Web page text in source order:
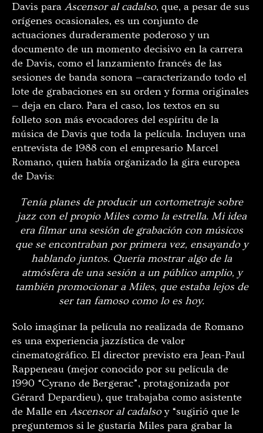
Davis para Ascensor al cadalso, que, a pesar de sus
orígenes ocasionales, es un conjunto de
actuaciones duraderamente poderoso y un
documento de un momento decisivo en la carrera
de Davis, como el lanzamiento francés de las
sesiones de banda sonora —caracterizando todo el
lote de grabaciones en su orden y forma originales
— deja en claro. Para el caso, los textos en su
folleto son más evocadores del espíritu de la
música de Davis que toda la película. Incluyen una
entrevista de 1988 con el empresario Marcel
Romano, quien había organizado la gira europea
de Davis:
Tenía planes de producir un cortometraje sobre
jazz con el propio Miles como la estrella. Mi idea
era filmar una sesión de grabación con músicos
que se encontraban por primera vez, ensayando y
hablando juntos. Quería mostrar algo de la
atmósfera de una sesión a un público amplio, y
también promocionar a Miles, que estaba lejos de
ser tan famoso como lo es hoy.
Solo imaginar la película no realizada de Romano
es una experiencia jazzística de valor
cinematográfico. El director previsto era Jean-Paul
Rappeneau (mejor conocido por su película de
1990 “Cyrano de Bergerac”, protagonizada por
Gérard Depardieu), que trabajaba como asistente
de Malle en Ascensor al cadalsoy “sugirió que le
preguntemos si le gustaría Miles para grabar la